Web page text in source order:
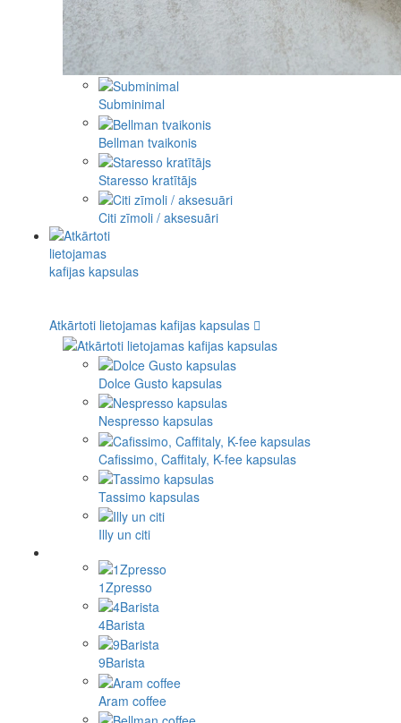
Subminimal
Bellman tvaikonis
Staresso kratītājs
Citi zīmoli / aksesuāri
Atkārtoti lietojamas kafijas kapsulas
Dolce Gusto kapsulas
Nespresso kapsulas
Cafissimo, Caffitaly, K-fee kapsulas
Tassimo kapsulas
Illy un citi
1Zpresso
4Barista
9Barista
Aram coffee